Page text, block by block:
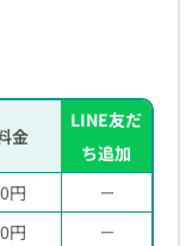
金
LINE友だ
ち追加
円
－
円
－